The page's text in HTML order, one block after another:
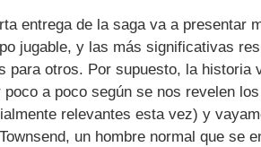
entrega de la saga va a presentar
jugable, y las más significativas
para otros. Por supuesto, la historia
poco a poco según se nos revelen
relevantes esta vez) y
un hombre normal que se